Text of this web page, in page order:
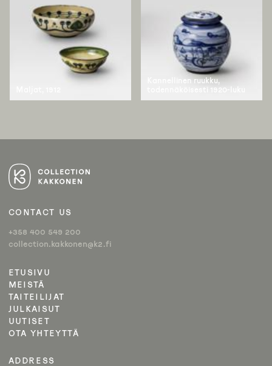
Kannellinen ruukku,
todennäköisesti 1920-luku
ETUSIVU
MEISTÄ
TAITEILIJAT
JULKAISUT
UUTISET
OTA YHTEYTTÄ
ADDRESS
CONTACT US
+358 400 549 200
collection.kakkonen@k2.fi